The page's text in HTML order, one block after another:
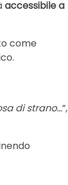
accessibile a
come
di strano…”,